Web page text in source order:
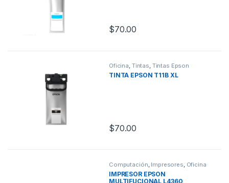
$70.00
Oficina, Tintas, Tintas Epson
TINTA EPSON T11B XL
$70.00
Computación, Impresores, Oficina
IMPRESOR EPSON
MULTIFUCIONAL L4360